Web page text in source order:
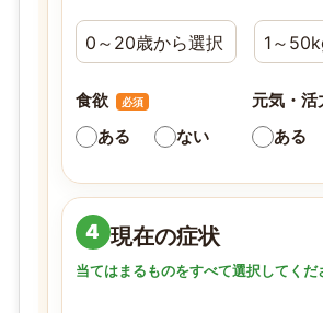
食欲 必須
ある ない
元気・活
ある
4 現在の症状
当てはまるものをすべて選択してくだ